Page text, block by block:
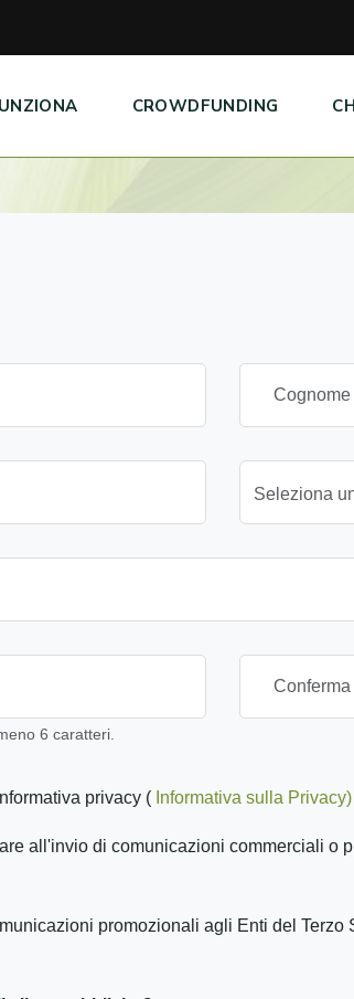
CROWDFUNDING
Seleziona
6 caratteri.
privacy ( Informativa sulla Privacy)
all'invio di comunicazioni commerciali o
promozionali agli Enti del